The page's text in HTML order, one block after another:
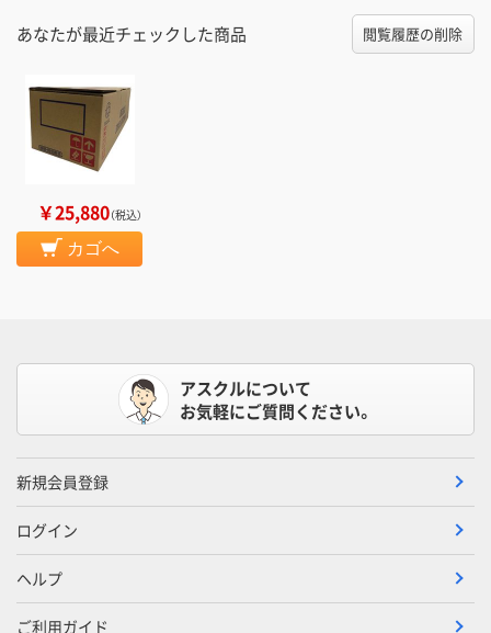
あなたが最近チェックした商品 閲覧履歴の削除
￥25,880（税込）
カゴへ
アスクルについて
お気軽にご質問ください。
新規会員登録
ログイン
ヘルプ
ご利用ガイド